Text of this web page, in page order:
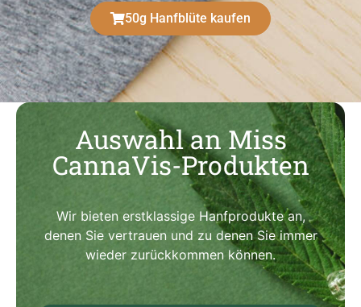
50g Hanfblüte kaufen
Auswahl an Miss
CannaVis-Produkten
Wir bieten erstklassige Hanfprodukte an,
denen Sie vertrauen und zu denen Sie immer
wieder zurückkommen können.